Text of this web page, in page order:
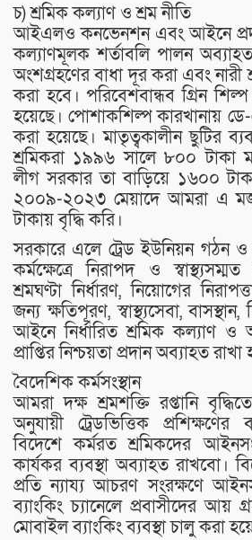
চ) শ্রমিক কল্যাণ ও শ্রম নীতি
আইএলও কনভেনশন এবং আইনে
কল্যাণমূলক শর্তাবলি পালন অব্যাহত
অংশগ্রহণের বাধা দূর করা এবং
করা হবে। পরিবেশবান্ধব গ্রিন
হয়েছে। পোশাকশিল্প কারখানায় ডে-
করা হয়েছে। মাতৃত্বকালীন ছুটির
শ্রমিকরা ১৯৯৬ সালে ৮০০ টাকা
লীগ সরকার তা বাড়িয়ে ১৬০০
২০০৯-২০২৩ মেয়াদে আমরা এ
টাকায় বৃদ্ধি করি।
সরকারে এলে ট্রেড ইউনিয়ন গঠন ও
কর্মক্ষেত্রে নিরাপদ ও
শ্রমঘণ্টা নির্ধারণ, নিয়োগের
জন্য ক্ষতিপূরণ, স্বাস্থ্যসেবা,
আইনে নির্ধারিত শ্রমিক কল্যাণ ও
প্রাপ্তির নিশ্চয়তা প্রদান অব্যাহত রাখা
বৈদেশিক কর্মসংস্থান
আমরা দক্ষ শ্রমশক্তি রপ্তানি
অনুযায়ী ট্রেডভিত্তিক প্রশিক্ষণের
বিদেশে কর্মরত শ্রমিকদের
কার্যকর ব্যবস্থা অব্যাহত রাখবো।
প্রতি ন্যায্য আচরণ সংরক্ষণে
ব্যাংকিং চ্যানেলে প্রবাসীদের
মোবাইল ব্যাংকিং ব্যবস্থা চালু করা